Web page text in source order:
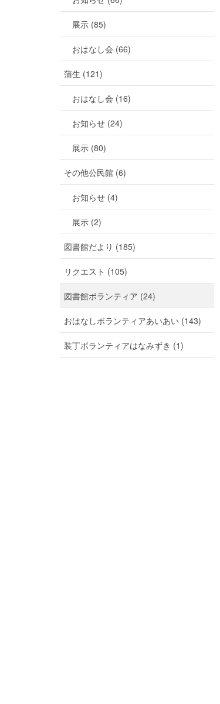
展示 (85)
おはなし会 (66)
蒲生 (121)
おはなし会 (16)
お知らせ (24)
展示 (80)
その他公民館 (6)
お知らせ (4)
展示 (2)
図書館だより (185)
リクエスト (105)
図書館ボランティア (24)
おはなしボランティアあいあい (143)
装丁ボランティアはなみずき (1)